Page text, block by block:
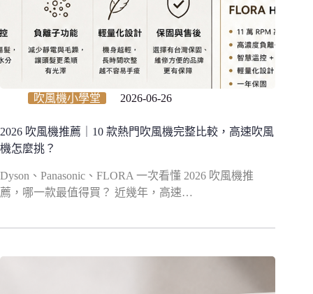
吹風機小學堂 2026-06-26
2026 吹風機推薦｜10 款熱門吹風機完整比較，高速吹風
機怎麼挑？
Dyson、Panasonic、FLORA 一次看懂 2026 吹風機推
薦，哪一款最值得買？ 近幾年，高速…